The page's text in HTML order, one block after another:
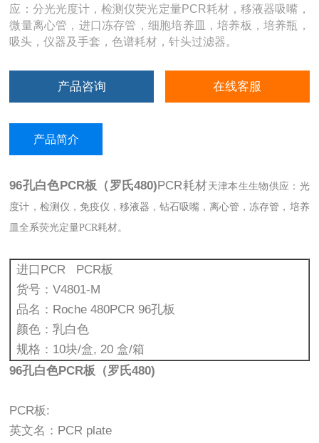
应：分光光度计，检测仪荧光定量PCR耗材，移液器吸嘴，
微量离心管，进口冻存管，细胞培养皿，培养板，培养瓶，
吸头，仪器及手套，色谱耗材，针头过滤器。
产品咨询 在线客服
产品简介
96孔白色PCR板（罗氏480)PCR耗材天津本生生物供应：光
度计，检测仪，免疫仪，移液器，钻石吸嘴，离心管，冻存管，培养
皿全系荧光定量PCR耗材。
进口PCR PCR板
货号：V4801-M
品名：Roche 480PCR 96孔板
颜色：乳白色
规格：10块/盒, 20 盒/箱
96孔白色PCR板（罗氏480)
PCR板:
英文名：PCR plate